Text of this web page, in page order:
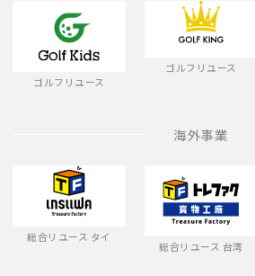
ゴルフリユース
ゴルフリユース
海外事業
総合リユース タイ
総合リユース 台湾